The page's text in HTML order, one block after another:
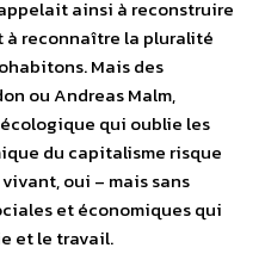
ainsi à reconstruire
reconnaître la pluralité
Mais des
ou Andreas Malm,
qui oublie les
du capitalisme risque
oui – mais sans
et économiques qui
et le travail.